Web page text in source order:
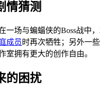
情猜测
一场与蝙蝠侠的Boss战中
成员 时再次牺牲；另外一
室拥有更大的创作自由。
的困扰